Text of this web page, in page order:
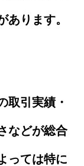
ります。
取引実績・
などが総合
っては特に